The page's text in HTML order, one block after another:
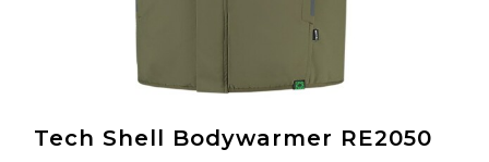
Tech Shell Bodywarmer RE2050